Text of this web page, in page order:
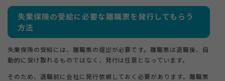
失業保険の受給に必要な離職票を発行してもらう
方法
失業保険の受給には、離職票の提出が必要です。離職票は退職後、自
動的に受け取れるものではなく、発行は任意となっています。
そのため、退職前に会社に発行依頼しておく必要があります。離職票